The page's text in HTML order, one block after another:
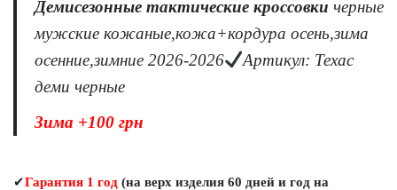
Демисезонные тактические кроссовки черные
мужские кожаные,кожа+кордура осень,зима
осенние,зимние 2026-2026
Артикул: Техас
деми черные
Зима +100 грн
✔Гарантия 1 год (на верх изделия 60 дней и год на